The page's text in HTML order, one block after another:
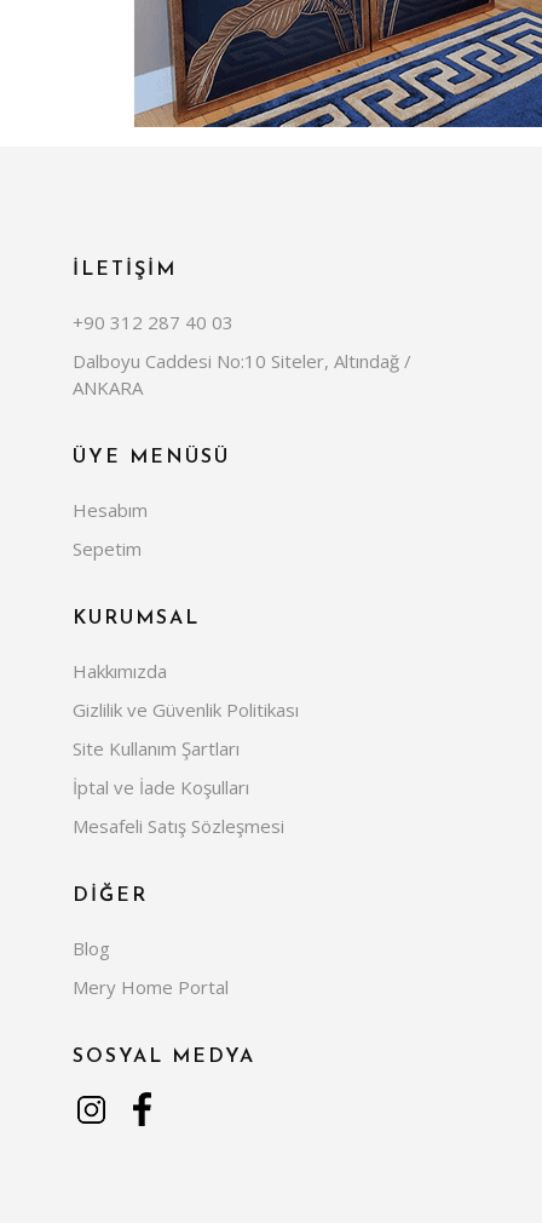
İLETİŞİM
+90 312 287 40 03
Dalboyu Caddesi No:10 Siteler, Altındağ /
ANKARA
ÜYE MENÜSÜ
Hesabım
Sepetim
KURUMSAL
Hakkımızda
Gizlilik ve Güvenlik Politikası
Site Kullanım Şartları
İptal ve İade Koşulları
Mesafeli Satış Sözleşmesi
DİĞER
Blog
Mery Home Portal
SOSYAL MEDYA